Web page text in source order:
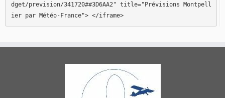
dget/prevision/341720##3D6AA2" title="Prévisions Montpell
ier par Météo-France"> </iframe>